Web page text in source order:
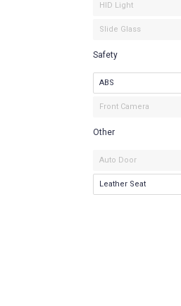
HID Light
Slide Glass
Safety
ABS
Front Camera
Other
Auto Door
Leather Seat